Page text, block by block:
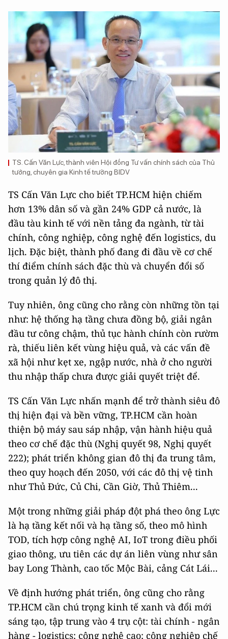
TS. Cấn Văn Lực, thành viên Hội đồng Tư vấn chính sách của Thủ
tướng, chuyên gia Kinh tế trưởng BIDV
TS Cấn Văn Lực cho biết TP.HCM hiện chiếm
hơn 13% dân số và gần 24% GDP cả nước, là
đầu tàu kinh tế với nền tảng đa ngành, từ tài
chính, công nghiệp, công nghệ đến logistics, du
lịch. Đặc biệt, thành phố đang đi đầu về cơ chế
thí điểm chính sách đặc thù và chuyển đổi số
trong quản lý đô thị.
Tuy nhiên, ông cũng cho rằng còn những tồn tại
như: hệ thống hạ tầng chưa đồng bộ, giải ngân
đầu tư công chậm, thủ tục hành chính còn rườm
rà, thiếu liên kết vùng hiệu quả, và các vấn đề
xã hội như kẹt xe, ngập nước, nhà ở cho người
thu nhập thấp chưa được giải quyết triệt để.
TS Cấn Văn Lực nhấn mạnh để trở thành siêu đô
thị hiện đại và bền vững, TP.HCM cần hoàn
thiện bộ máy sau sáp nhập, vận hành hiệu quả
theo cơ chế đặc thù (Nghị quyết 98, Nghị quyết
222); phát triển không gian đô thị đa trung tâm,
theo quy hoạch đến 2050, với các đô thị vệ tinh
như Thủ Đức, Củ Chi, Cần Giờ, Thủ Thiêm...
Một trong những giải pháp đột phá theo ông Lực
là hạ tầng kết nối và hạ tầng số, theo mô hình
TOD, tích hợp công nghệ AI, IoT trong điều phối
giao thông, ưu tiên các dự án liên vùng như sân
bay Long Thành, cao tốc Mộc Bài, cảng Cát Lái...
Về định hướng phát triển, ông cũng cho rằng
TP.HCM cần chú trọng kinh tế xanh và đổi mới
sáng tạo, tập trung vào 4 trụ cột: tài chính - ngân
hàng - logistics; công nghệ cao; công nghiệp chế